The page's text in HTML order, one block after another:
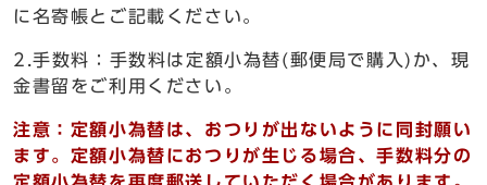
に名寄帳とご記載ください。
2.手数料：手数料は定額小為替(郵便局で購入)か、現
金書留をご利用ください。
注意：定額小為替は、おつりが出ないように同封願い
ます。定額小為替におつりが生じる場合、手数料分の